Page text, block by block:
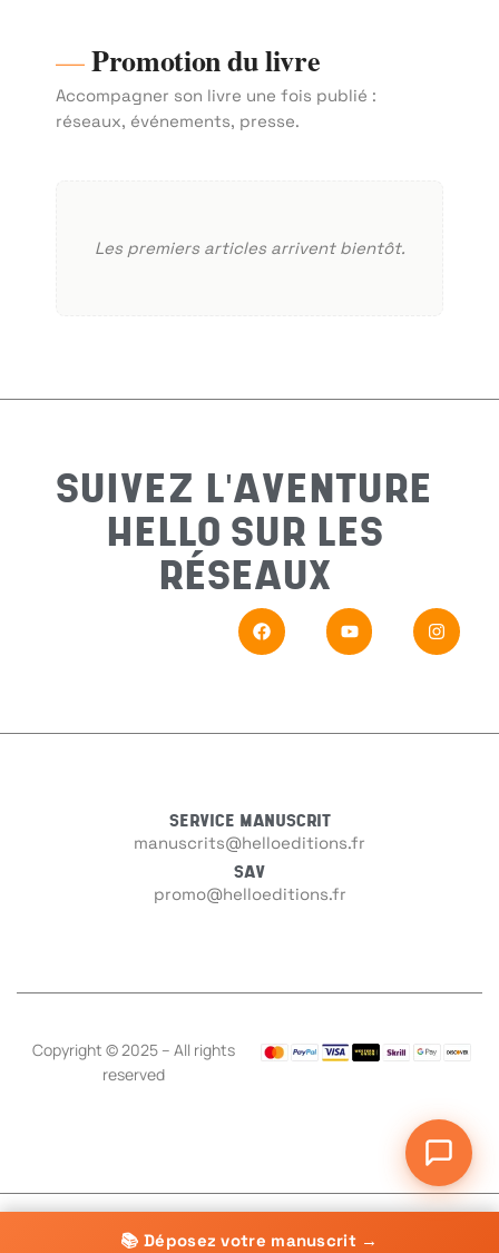
Promotion du livre
Accompagner son livre une fois publié :
réseaux, événements, presse.
Les premiers articles arrivent bientôt.
SUIVEZ L'AVENTURE
HELLO SUR LES
RÉSEAUX
SERVICE MANUSCRIT
manuscrits@helloeditions.fr
SAV
promo@helloeditions.fr
Copyright © 2025 – All rights
reserved
📚 Déposez votre manuscrit →
Sujet